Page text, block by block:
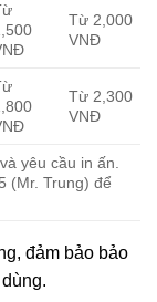
Từ 2,000
VNĐ
Từ 2,300
VNĐ
yêu cầu in ấn.
(Mr. Trung) để
đảm bảo bảo